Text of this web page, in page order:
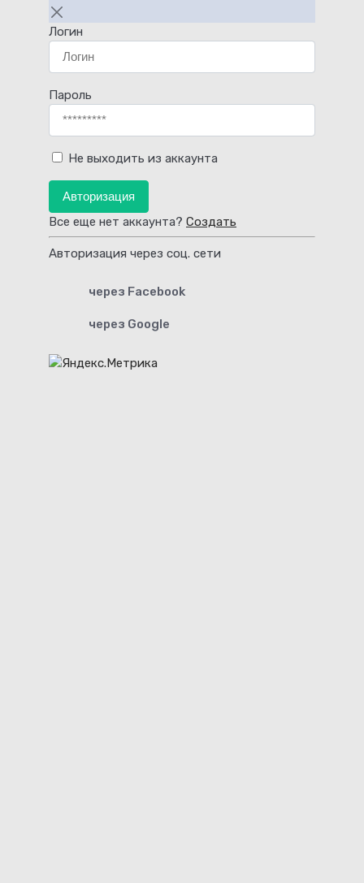
Логин
Пароль
Не выходить из аккаунта
Авторизация
Все еще нет аккаунта? Создать
Авторизация через соц. сети
через Facebook
через Google